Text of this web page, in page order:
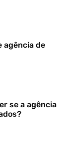
agência de
se a agência